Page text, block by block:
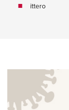
ittero